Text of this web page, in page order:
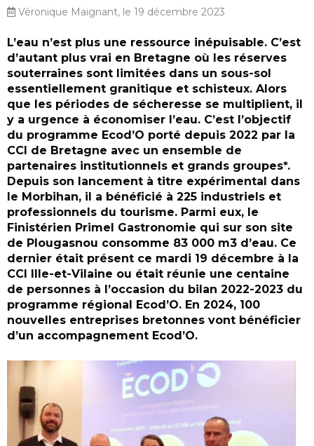
Véronique Maignant, le 19 décembre 2023
L’eau n’est plus une ressource inépuisable. C’est
d’autant plus vrai en Bretagne où les réserves
souterraines sont limitées dans un sous-sol
essentiellement granitique et schisteux. Alors
que les périodes de sécheresse se multiplient, il
y a urgence à économiser l’eau. C’est l’objectif
du programme Ecod’O porté depuis 2022 par la
CCI de Bretagne avec un ensemble de
partenaires institutionnels et grands groupes*.
Depuis son lancement à titre expérimental dans
le Morbihan, il a bénéficié à 225 industriels et
professionnels du tourisme. Parmi eux, le
Finistérien Primel Gastronomie qui sur son site
de Plougasnou consomme 83 000 m3 d’eau. Ce
dernier était présent ce mardi 19 décembre à la
CCI Ille-et-Vilaine ou était réunie une centaine
de personnes à l’occasion du bilan 2022-2023 du
programme régional Ecod’O. En 2024, 100
nouvelles entreprises bretonnes vont bénéficier
d’un accompagnement Ecod’O.